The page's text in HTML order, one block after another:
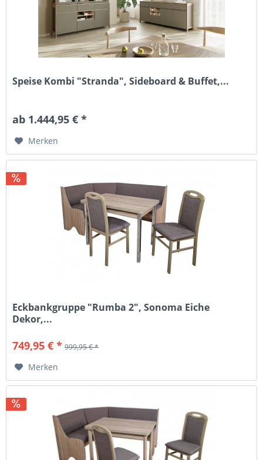
Speise Kombi "Stranda", Sideboard & Buffet,...
ab 1.444,95 € *
Merken
Eckbankgruppe "Rumba 2", Sonoma Eiche
Dekor,...
749,95 € * 999,95 € *
Merken